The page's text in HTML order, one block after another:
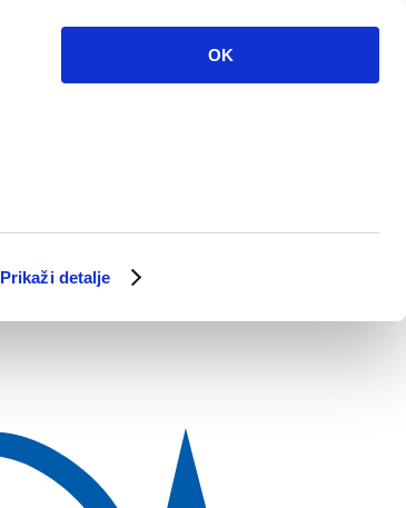
Prikaži detalje
OK